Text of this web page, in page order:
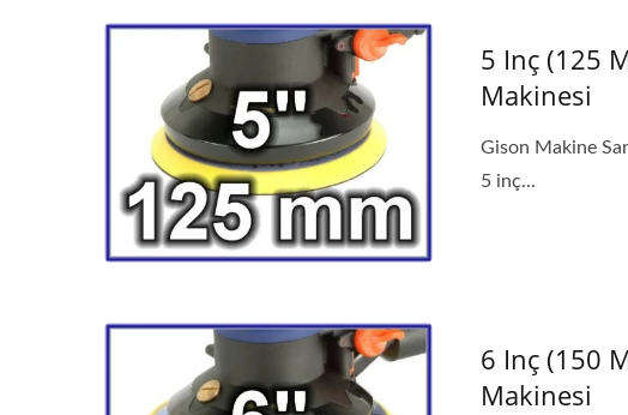
5 Inç (125
Makinesi
Gison Makine
5 inç...
6 Inç (150
Makinesi
Makinesi